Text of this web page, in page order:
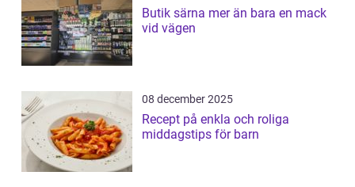
Butik särna mer än bara en mack
vid vägen
08 december 2025
Recept på enkla och roliga
middagstips för barn